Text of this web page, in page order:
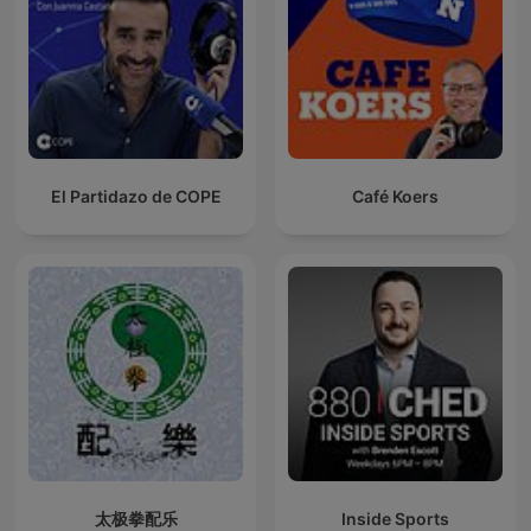
El Partidazo de COPE Café Koers
太极拳配乐 Inside Sports